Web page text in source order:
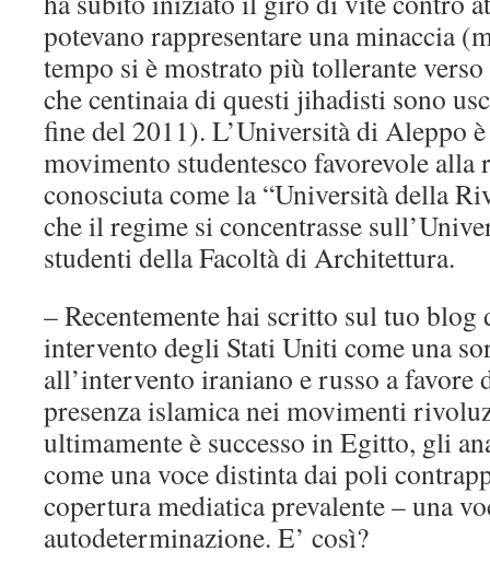
potevano rappresentare una minaccia
tempo si è mostrato più tollerante
che centinaia di questi jihadisti sono
fine del 2011). L’Università di Aleppo
movimento studentesco favorevole alla
conosciuta come la “Università della
che il regime si concentrasse
studenti della Facoltà di Architettura.
– Recentemente hai scritto sul tuo blog
intervento degli Stati Uniti come una
all’intervento iraniano e russo a favore
presenza islamica nei movimenti
ultimamente è successo in Egitto, gli
come una voce distinta dai poli
copertura mediatica prevalente – una
autodeterminazione. E’ così?